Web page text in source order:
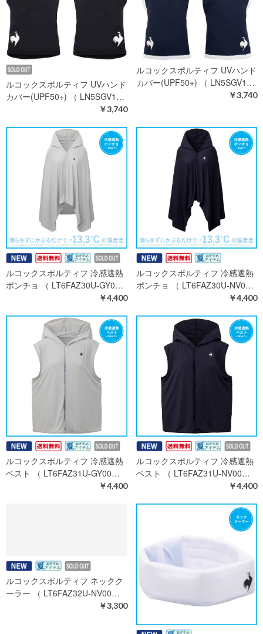
ルコックスポルティフ UVハンド
カバー(UPF50+) （ LN5SGV1…
￥3,740
ルコックスポルティフ UVハンド
カバー(UPF50+) （ LN5SGV1…
￥3,740
ルコックスポルティフ 冷感遮熱
ポンチョ （ LT6FAZ30U-GY0…
￥4,400
ルコックスポルティフ 冷感遮熱
ポンチョ （ LT6FAZ30U-NV0…
￥4,400
ルコックスポルティフ 冷感遮熱
ベスト （ LT6FAZ31U-GY00…
￥4,400
ルコックスポルティフ 冷感遮熱
ベスト （ LT6FAZ31U-NV00…
￥4,400